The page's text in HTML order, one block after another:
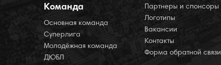
Команда
Основная команда
Суперлига
Молодёжная команда
ДЮБЛ
Партнеры и спонсоры
Логотипы
Вакансии
Контакты
Форма обратной связи